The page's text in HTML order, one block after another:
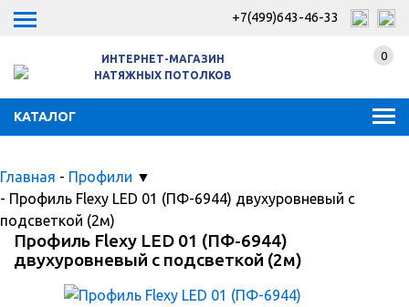
+7(499)643-46-33
ИНТЕРНЕТ-МАГАЗИН
НАТЯЖНЫХ ПОТОЛКОВ
КАТАЛОГ
0
Главная - Профили ▼
- Профиль Flexy LED 01 (ПФ-6944) двухуровневый с
подсветкой (2м)
Профиль Flexy LED 01 (ПФ-6944)
двухуровневый с подсветкой (2м)